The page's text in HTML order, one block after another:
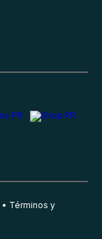
Términos y